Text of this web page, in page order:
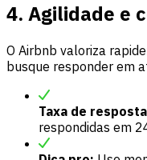
4. Agilidade e
O Airbnb valoriza
busque responder em
Taxa de
respondidas em